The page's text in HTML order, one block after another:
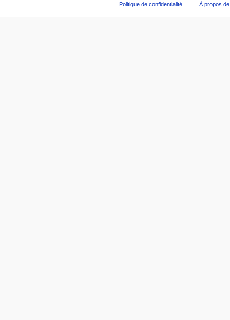
Politique de confidentialité À propos